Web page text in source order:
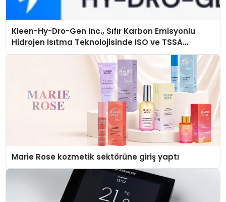
Kleen-Hy-Dro-Gen Inc., Sıfır Karbon Emisyonlu
Hidrojen Isıtma Teknolojisinde ISO ve TSSA
Düzenleyici Onaylarını Aldı
Marie Rose kozmetik sektörüne giriş yaptı